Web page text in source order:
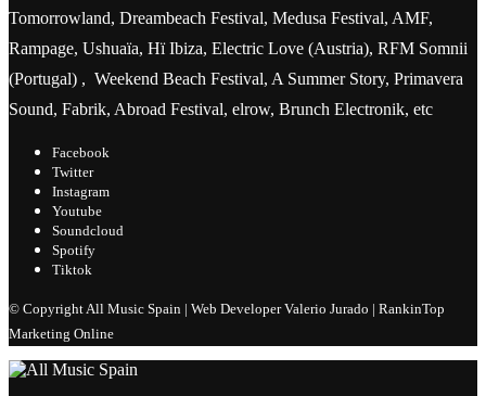
Tomorrowland, Dreambeach Festival, Medusa Festival, AMF,
Rampage, Ushuaïa, Hï Ibiza, Electric Love (Austria), RFM Somnii
(Portugal) , Weekend Beach Festival, A Summer Story, Primavera
Sound, Fabrik, Abroad Festival, elrow, Brunch Electronik, etc
Facebook
Twitter
Instagram
Youtube
Soundcloud
Spotify
Tiktok
© Copyright All Music Spain | Web Developer Valerio Jurado | RankinTop
Marketing Online